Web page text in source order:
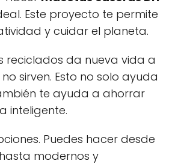
Este proyecto te permite
y cuidar el planeta.
reciclados da nueva vida a
sirven. Esto no solo ayuda
te ayuda a ahorrar
inteligente.
Puedes hacer desde
modernos y